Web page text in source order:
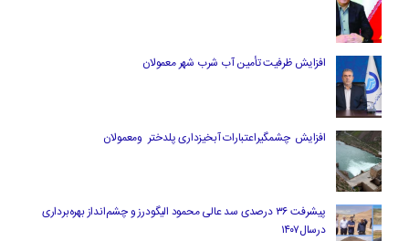
افزایش ظرفیت تأمین آب شرب شهر معمولان
افزایش چشمگیراعتبارات آبخیزداری پلدختر ومعمولان
پیشرفت ۳۶ درصدی سد عالی محمود الیگودرز و چشم‌انداز بهره‌برداری
درسال۱۴۰۷